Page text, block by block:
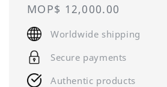
Regular
price
MOP$ 12,000.00
Worldwide shipping
Secure payments
Authentic products